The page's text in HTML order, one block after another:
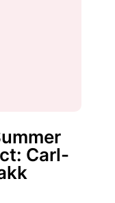
Carl-